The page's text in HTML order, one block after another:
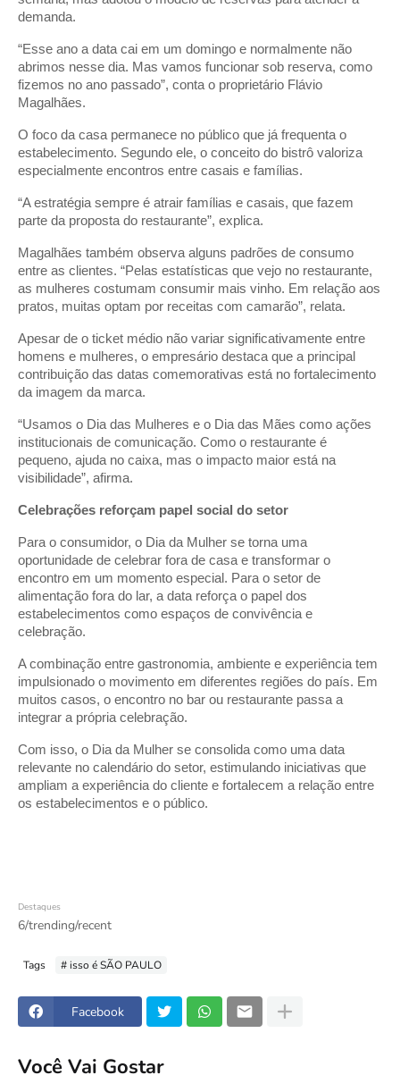
demanda.
“Esse ano a data cai em um domingo e normalmente não
abrimos nesse dia. Mas vamos funcionar sob reserva, como
fizemos no ano passado”, conta o proprietário Flávio
Magalhães.
O foco da casa permanece no público que já frequenta o
estabelecimento. Segundo ele, o conceito do bistrô valoriza
especialmente encontros entre casais e famílias.
“A estratégia sempre é atrair famílias e casais, que fazem
parte da proposta do restaurante”, explica.
Magalhães também observa alguns padrões de consumo
entre as clientes. “Pelas estatísticas que vejo no restaurante,
as mulheres costumam consumir mais vinho. Em relação aos
pratos, muitas optam por receitas com camarão”, relata.
Apesar de o ticket médio não variar significativamente entre
homens e mulheres, o empresário destaca que a principal
contribuição das datas comemorativas está no fortalecimento
da imagem da marca.
“Usamos o Dia das Mulheres e o Dia das Mães como ações
institucionais de comunicação. Como o restaurante é
pequeno, ajuda no caixa, mas o impacto maior está na
visibilidade”, afirma.
Celebrações reforçam papel social do setor
Para o consumidor, o Dia da Mulher se torna uma
oportunidade de celebrar fora de casa e transformar o
encontro em um momento especial. Para o setor de
alimentação fora do lar, a data reforça o papel dos
estabelecimentos como espaços de convivência e
celebração.
A combinação entre gastronomia, ambiente e experiência tem
impulsionado o movimento em diferentes regiões do país. Em
muitos casos, o encontro no bar ou restaurante passa a
integrar a própria celebração.
Com isso, o Dia da Mulher se consolida como uma data
relevante no calendário do setor, estimulando iniciativas que
ampliam a experiência do cliente e fortalecem a relação entre
os estabelecimentos e o público.
Destaques
6/trending/recent
Tags # isso é SÃO PAULO
Facebook
Você Vai Gostar